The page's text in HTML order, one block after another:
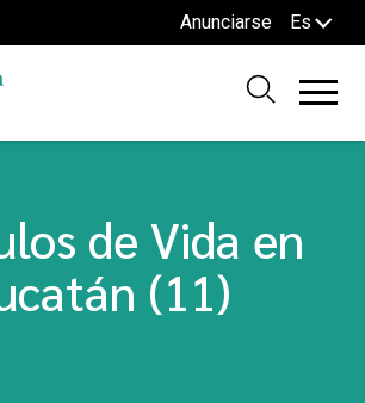
Anunciarse Es
de Vida en
(11)